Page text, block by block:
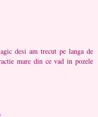
desi am trecut pe langa de
mare din ce vad in pozele